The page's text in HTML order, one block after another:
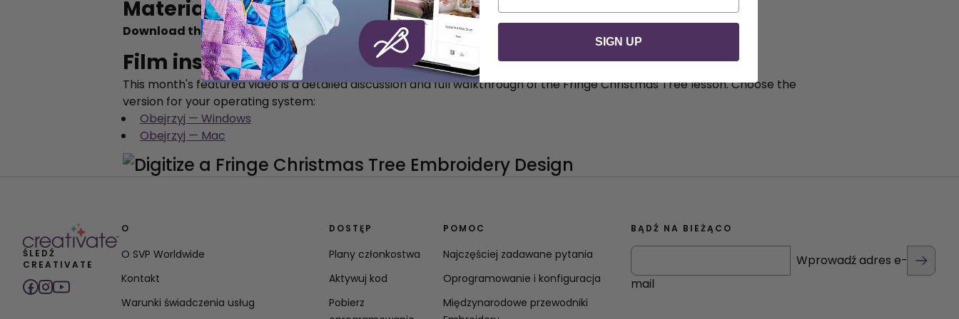
Materiały dydaktyczne
Download the full step-by-step lesson guide:Download the Fringe Christmas Tree Lesson
Film instruktażowy
This month's featured video is a detailed discussion and full walkthrough of the Fringe Christmas Tree lesson. Choose the
version for your operating system:
Obejrzyj — Windows
Obejrzyj — Mac
ŚLEDŹ
CREATIVATE
O
O SVP Worldwide
Kontakt
Warunki świadczenia usług
DOSTĘP
Plany członkostwa
Aktywuj kod
Pobierz
POMOC
Najczęściej zadawane pytania
Oprogramowanie i konfiguracja
Międzynarodowe przewodniki
BĄDŹ NA BIEŻĄCO
Wprowadź adres e-
mail
SIGN UP